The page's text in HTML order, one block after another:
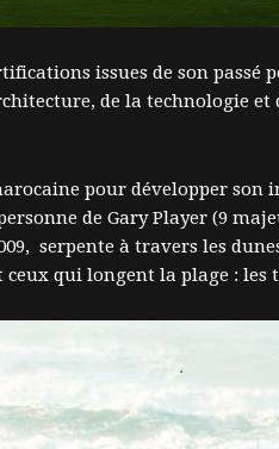
issues de son passé
de la technologie et
pour développer son
de Gary Player (9
serpente à travers les
qui longent la plage : les